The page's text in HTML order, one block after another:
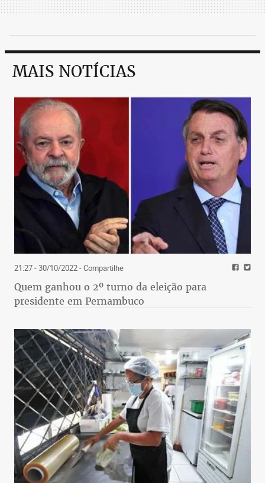
MAIS NOTÍCIAS
21:27 - 30/10/2022- Compartilhe
Quem ganhou o 2º turno da eleição para
presidente em Pernambuco